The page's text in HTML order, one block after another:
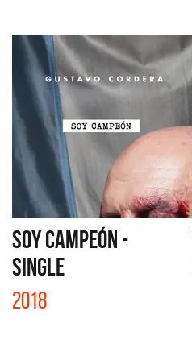
SOY CAMPEÓN -
SINGLE
2018